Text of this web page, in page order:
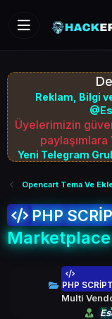
Reklam, Bilgi
Üyelerimizin
Yeni Telegram
Opencart Tema Ve
PHP
PHP
Multi